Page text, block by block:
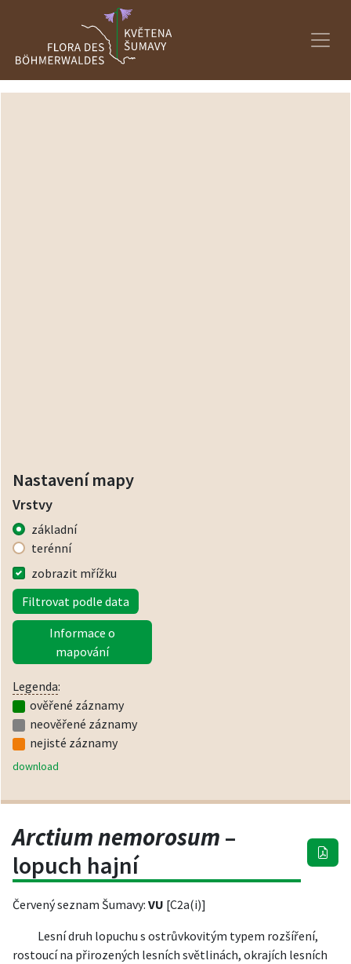
Nastavení mapy
Vrstvy
základní
terénní
zobrazit mřížku
Filtrovat podle data
Informace o
mapování
Legenda:
ověřené záznamy
neověřené záznamy
nejisté záznamy
download
Arctium nemorosum –
lopuch hajní
Červený seznam Šumavy: VU [C2a(i)]
Lesní druh lopuchu s ostrůvkovitým typem rozšíření,
rostoucí na přirozených lesních světlinách, okrajích lesních